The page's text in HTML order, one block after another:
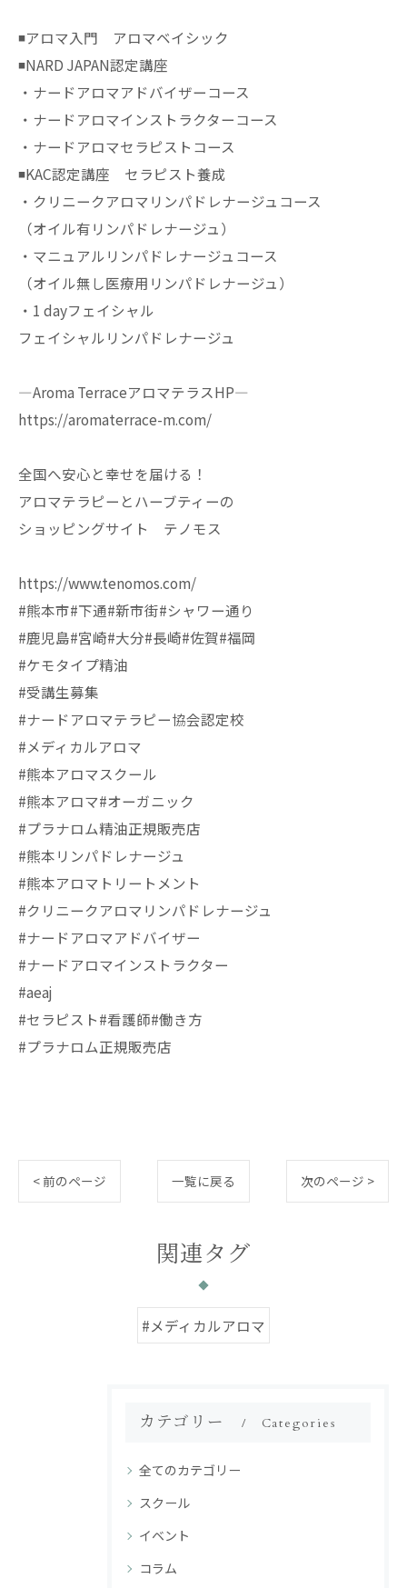
◾️アロマ入門 アロマベイシック
◾️NARD JAPAN認定講座
・ナードアロマアドバイザーコース
・ナードアロマインストラクターコース
・ナードアロマセラピストコース
◾️KAC認定講座 セラピスト養成
・クリニークアロマリンパドレナージュコース
（オイル有リンパドレナージュ）
・マニュアルリンパドレナージュコース
（オイル無し医療用リンパドレナージュ）
・1 dayフェイシャル
フェイシャルリンパドレナージュ
—Aroma TerraceアロマテラスHP—
https://aromaterrace-m.com/
全国へ安心と幸せを届ける！
アロマテラピーとハーブティーの
ショッピングサイト テノモス
https://www.tenomos.com/
#熊本市#下通#新市街#シャワー通り
#鹿児島#宮崎#大分#長崎#佐賀#福岡
#ケモタイプ精油
#受講生募集
#ナードアロマテラピー協会認定校
#メディカルアロマ
#熊本アロマスクール
#熊本アロマ#オーガニック
#プラナロム精油正規販売店
#熊本リンパドレナージュ
#熊本アロマトリートメント
#クリニークアロマリンパドレナージュ
#ナードアロマアドバイザー
#ナードアロマインストラクター
#aeaj
#セラピスト#看護師#働き方
#プラナロム正規販売店
< 前のページ 一覧に戻る 次のページ >
関連タグ
#メディカルアロマ
カテゴリー Categories
全てのカテゴリー
スクール
イベント
コラム